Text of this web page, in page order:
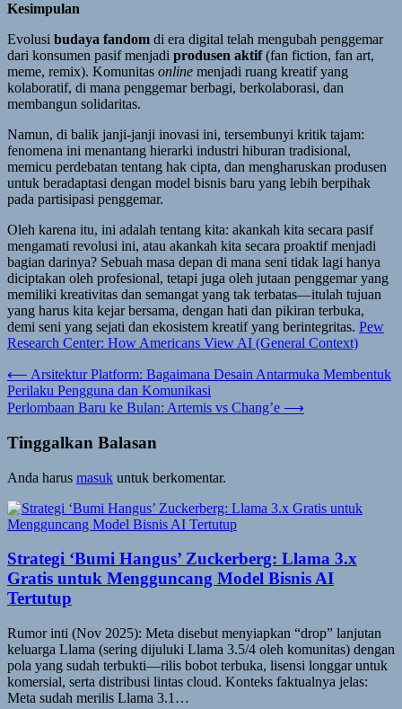
Kesimpulan
Evolusi budaya fandom di era digital telah mengubah penggemar
dari konsumen pasif menjadi produsen aktif(fan fiction, fan art,
meme, remix). Komunitas online menjadi ruang kreatif yang
kolaboratif, di mana penggemar berbagi, berkolaborasi, dan
membangun solidaritas.
Namun, di balik janji-janji inovasi ini, tersembunyi kritik tajam:
fenomena ini menantang hierarki industri hiburan tradisional,
memicu perdebatan tentang hak cipta, dan mengharuskan produsen
untuk beradaptasi dengan model bisnis baru yang lebih berpihak
pada partisipasi penggemar.
Oleh karena itu, ini adalah tentang kita: akankah kita secara pasif
mengamati revolusi ini, atau akankah kita secara proaktif menjadi
bagian darinya? Sebuah masa depan di mana seni tidak lagi hanya
diciptakan oleh profesional, tetapi juga oleh jutaan penggemar yang
memiliki kreativitas dan semangat yang tak terbatas—itulah tujuan
yang harus kita kejar bersama, dengan hati dan pikiran terbuka,
demi seni yang sejati dan ekosistem kreatif yang berintegritas. Pew
Research Center: How Americans View AI (General Context)
Navigasi
pos
⟵ Arsitektur Platform: Bagaimana Desain Antarmuka Membentuk
Perilaku Pengguna dan Komunikasi
Perlombaan Baru ke Bulan: Artemis vs Chang’e ⟶
Tinggalkan Balasan
Anda harus masuk untuk berkomentar.
Strategi ‘Bumi Hangus’ Zuckerberg: Llama 3.x
Gratis untuk Mengguncang Model Bisnis AI
Tertutup
Rumor inti (Nov 2025): Meta disebut menyiapkan “drop” lanjutan
keluarga Llama (sering dijuluki Llama 3.5/4 oleh komunitas) dengan
pola yang sudah terbukti—rilis bobot terbuka, lisensi longgar untuk
komersial, serta distribusi lintas cloud. Konteks faktualnya jelas:
Meta sudah merilis Llama 3.1…